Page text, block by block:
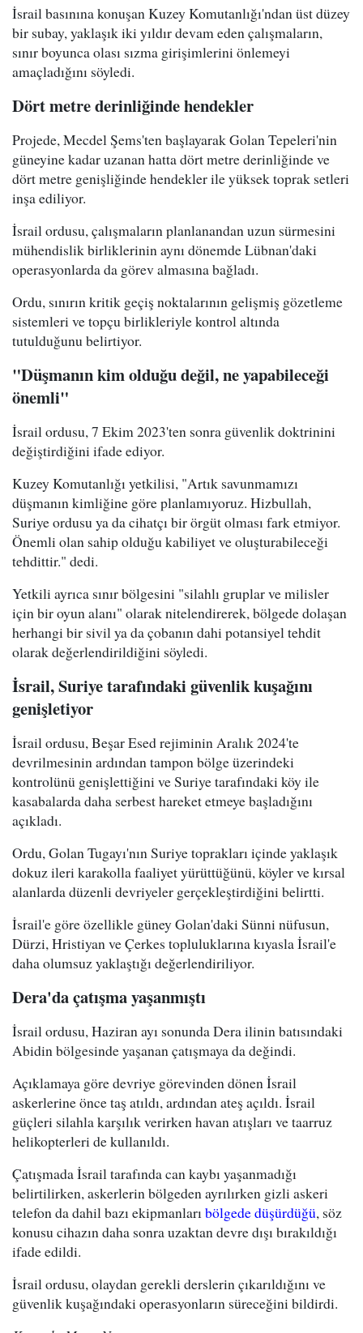
İsrail basınına konuşan Kuzey Komutanlığı'ndan üst düzey
bir subay, yaklaşık iki yıldır devam eden çalışmaların,
sınır boyunca olası sızma girişimlerini önlemeyi
amaçladığını söyledi.
Dört metre derinliğinde hendekler
Projede, Mecdel Şems'ten başlayarak Golan Tepeleri'nin
güneyine kadar uzanan hatta dört metre derinliğinde ve
dört metre genişliğinde hendekler ile yüksek toprak setleri
inşa ediliyor.
İsrail ordusu, çalışmaların planlanandan uzun sürmesini
mühendislik birliklerinin aynı dönemde Lübnan'daki
operasyonlarda da görev almasına bağladı.
Ordu, sınırın kritik geçiş noktalarının gelişmiş gözetleme
sistemleri ve topçu birlikleriyle kontrol altında
tutulduğunu belirtiyor.
"Düşmanın kim olduğu değil, ne yapabileceği
önemli"
İsrail ordusu, 7 Ekim 2023'ten sonra güvenlik doktrinini
değiştirdiğini ifade ediyor.
Kuzey Komutanlığı yetkilisi, "Artık savunmamızı
düşmanın kimliğine göre planlamıyoruz. Hizbullah,
Suriye ordusu ya da cihatçı bir örgüt olması fark etmiyor.
Önemli olan sahip olduğu kabiliyet ve oluşturabileceği
tehdittir." dedi.
Yetkili ayrıca sınır bölgesini "silahlı gruplar ve milisler
için bir oyun alanı" olarak nitelendirerek, bölgede dolaşan
herhangi bir sivil ya da çobanın dahi potansiyel tehdit
olarak değerlendirildiğini söyledi.
İsrail, Suriye tarafındaki güvenlik kuşağını
genişletiyor
İsrail ordusu, Beşar Esed rejiminin Aralık 2024'te
devrilmesinin ardından tampon bölge üzerindeki
kontrolünü genişlettiğini ve Suriye tarafındaki köy ile
kasabalarda daha serbest hareket etmeye başladığını
açıkladı.
Ordu, Golan Tugayı'nın Suriye toprakları içinde yaklaşık
dokuz ileri karakolla faaliyet yürüttüğünü, köyler ve kırsal
alanlarda düzenli devriyeler gerçekleştirdiğini belirtti.
İsrail'e göre özellikle güney Golan'daki Sünni nüfusun,
Dürzi, Hristiyan ve Çerkes topluluklarına kıyasla İsrail'e
daha olumsuz yaklaştığı değerlendiriliyor.
Dera'da çatışma yaşanmıştı
İsrail ordusu, Haziran ayı sonunda Dera ilinin batısındaki
Abidin bölgesinde yaşanan çatışmaya da değindi.
Açıklamaya göre devriye görevinden dönen İsrail
askerlerine önce taş atıldı, ardından ateş açıldı. İsrail
güçleri silahla karşılık verirken havan atışları ve taarruz
helikopterleri de kullanıldı.
Çatışmada İsrail tarafında can kaybı yaşanmadığı
belirtilirken, askerlerin bölgeden ayrılırken gizli askeri
telefon da dahil bazı ekipmanlarıbölgede düşürdüğü, söz
konusu cihazın daha sonra uzaktan devre dışı bırakıldığı
ifade edildi.
İsrail ordusu, olaydan gerekli derslerin çıkarıldığını ve
güvenlik kuşağındaki operasyonların süreceğini bildirdi.